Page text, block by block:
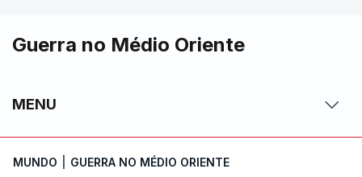
Nova explosão no sul
Guerra no Médio Oriente
MENU
MUNDO GUERRA NO MÉDIO ORIENTE